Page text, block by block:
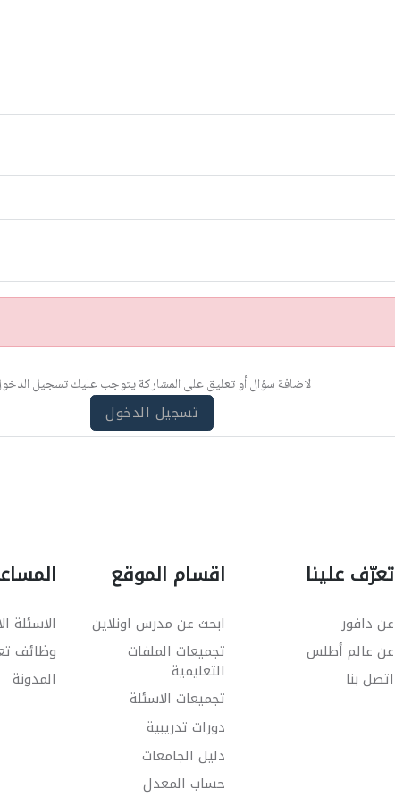
لاضافة سؤال أو تعليق على المشاركة يتوجب عليك تسجيل
تسجيل الدخول
تعرّف علينا
عن دافور
عن عالم أطلس
اتصل بنا
اقسام الموقع
ابحث عن مدرس اونلاين
تجميعات الملفات
التعليمية
تجميعات الاسئلة
دورات تدريبية
دليل الجامعات
حساب المعدل
الاسئلة
وظائف
المدونة